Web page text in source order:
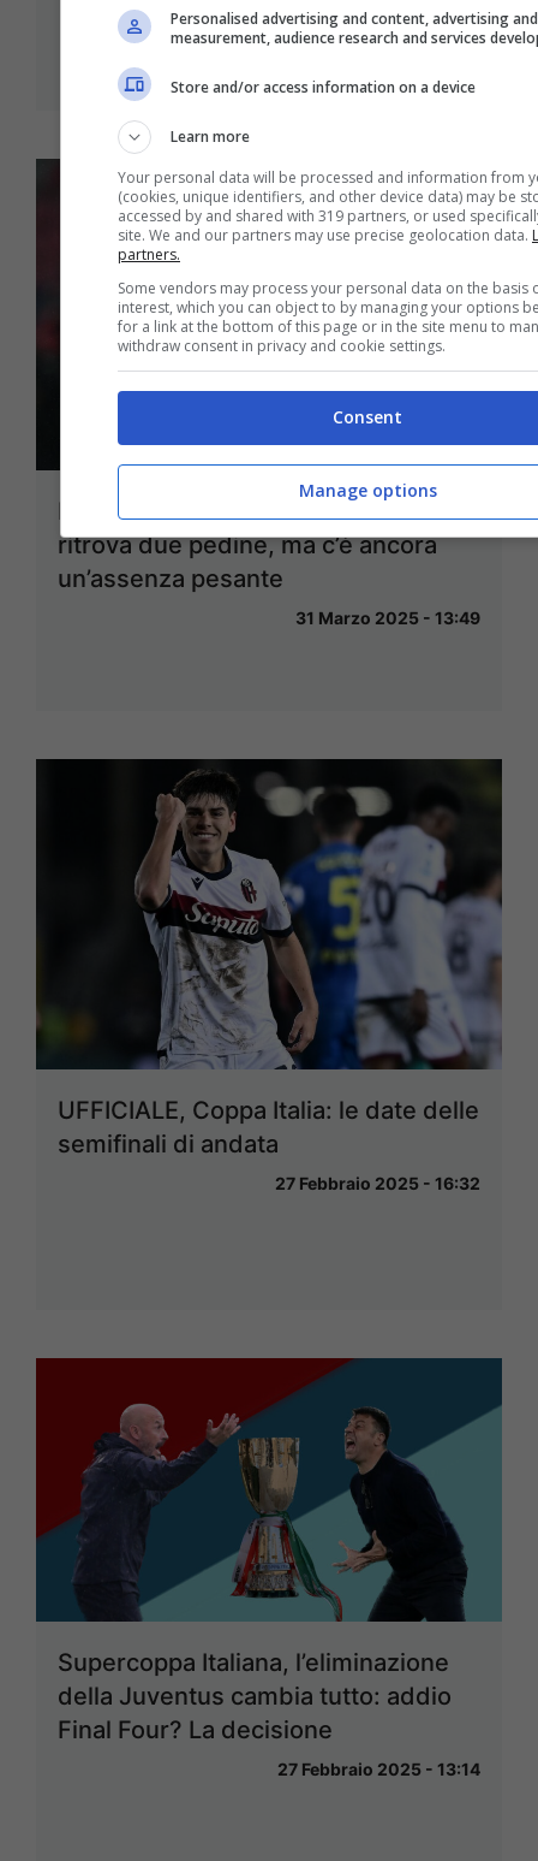
31 Marzo 2025 - 14:55
Empoli-Bologna, i convocati: Italiano
ritrova due pedine, ma c’è ancora
un’assenza pesante
31 Marzo 2025 - 13:49
UFFICIALE, Coppa Italia: le date delle
semifinali di andata
27 Febbraio 2025 - 16:32
Supercoppa Italiana, l’eliminazione
della Juventus cambia tutto: addio
Final Four? La decisione
27 Febbraio 2025 - 13:14
Personalised advertising and content, advertising
measurement, audience research and services
Store and/or access information on a device
Learn more
Your personal data will be processed and information from
(cookies, unique identifiers, and other device data) may be
accessed by and shared with 319 partners, or used
site. We and our partners may use precise geolocation data.
partners.
Some vendors may process your personal data on the basis
interest, which you can object to by managing your options
for a link at the bottom of this page or in the site menu to
withdraw consent in privacy and cookie settings.
Consent
Manage options